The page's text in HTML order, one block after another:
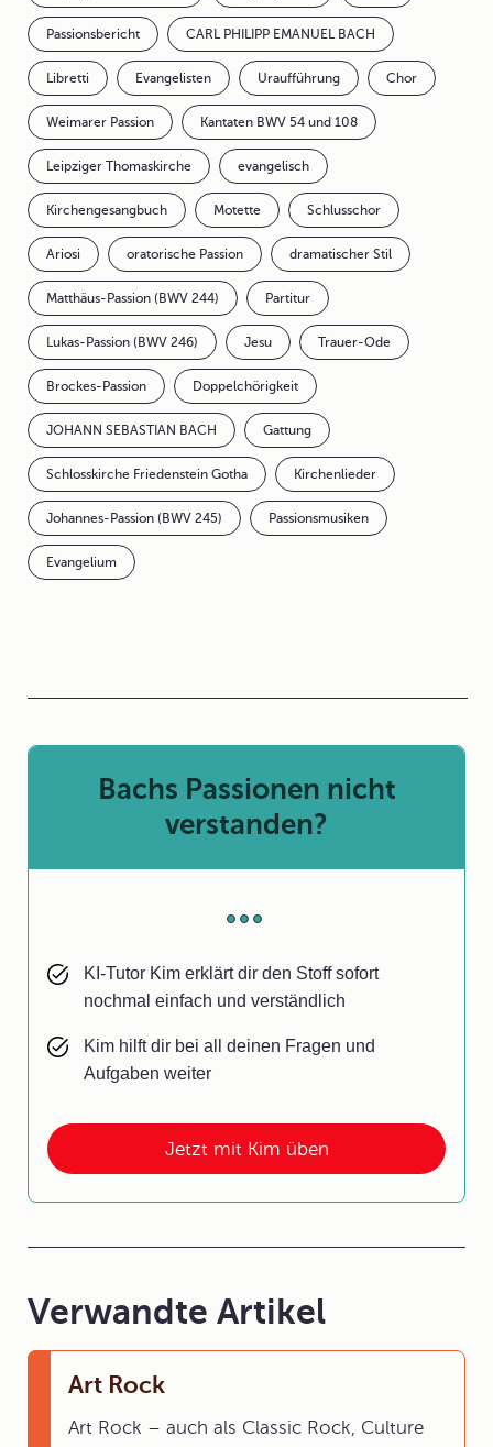
Passionsbericht CARL PHILIPP EMANUEL BACH
Libretti Evangelisten Uraufführung Chor
Weimarer Passion Kantaten BWV 54 und 108
Leipziger Thomaskirche evangelisch
Kirchengesangbuch Motette Schlusschor
Ariosi oratorische Passion dramatischer Stil
Matthäus-Passion (BWV 244) Partitur
Lukas-Passion (BWV 246) Jesu Trauer-Ode
Brockes-Passion Doppelchörigkeit
JOHANN SEBASTIAN BACH Gattung
Schlosskirche Friedenstein Gotha Kirchenlieder
Johannes-Passion (BWV 245) Passionsmusiken
Evangelium
Jetzt mit Kim üben
Bachs Passionen nicht
verstanden?
KI-Tutor Kim erklärt dir den Stoff sofort
nochmal einfach und verständlich
Kim hilft dir bei all deinen Fragen und
Aufgaben weiter
Verwandte Artikel
Art Rock
Art Rock – auch als Classic Rock, Culture